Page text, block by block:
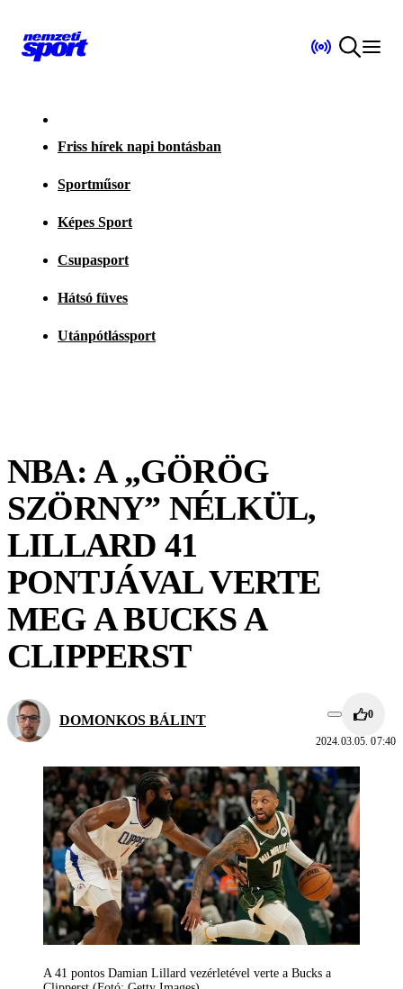
Friss hírek napi bontásban
Sportműsor
Képes Sport
Csupasport
Hátsó füves
Utánpótlássport
NBA: A „GÖRÖG
SZÖRNY” NÉLKÜL,
LILLARD 41
PONTJÁVAL VERTE
MEG A BUCKS A
CLIPPERST
DOMONKOS BÁLINT 0
2024.03.05. 07:40
A 41 pontos Damian Lillard vezérletével verte a Bucks a